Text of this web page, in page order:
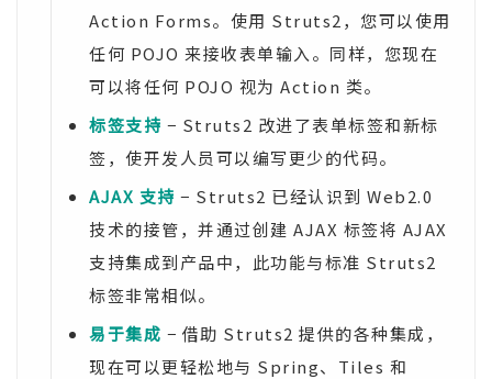
Action Forms。使用 Struts2，您可以使用
任何 POJO 来接收表单输入。同样，您现在
可以将任何 POJO 视为 Action 类。
标签支持 − Struts2 改进了表单标签和新标
签，使开发人员可以编写更少的代码。
AJAX 支持 − Struts2 已经认识到 Web2.0
技术的接管，并通过创建 AJAX 标签将 AJAX
支持集成到产品中，此功能与标准 Struts2
标签非常相似。
易于集成 − 借助 Struts2 提供的各种集成，
现在可以更轻松地与 Spring、Tiles 和